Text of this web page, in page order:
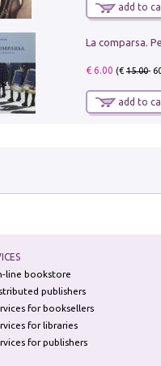
add to
€ 6.00 (€15.00-
add to
line bookstore
publishers
for booksellers
for libraries
for publishers